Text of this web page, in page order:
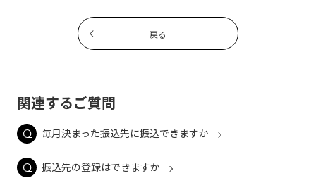
戻る
関連するご質問
毎月決まった振込先に振込できますか
振込先の登録はできますか